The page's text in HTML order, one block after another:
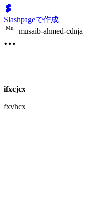
Slashpageで作成
Mu musaib-ahmed-cdnja
ifxcjcx
fxvhcx